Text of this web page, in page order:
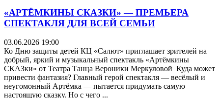
«АРТЁМКИНЫ СКАЗКИ» — ПРЕМЬЕРА
СПЕКТАКЛЯ ДЛЯ ВСЕЙ СЕМЬИ
03.06.2026 19:00
Ко Дню защиты детей КЦ «Салют» приглашает зрителей на
добрый, яркий и музыкальный спектакль «Артёмкины
СКАЗки» от Театра Танца Вероники Меркуловой Куда может
привести фантазия? Главный герой спектакля — весёлый и
неугомонный Артёмка — пытается придумать самую
настоящую сказку. Но с чего ...